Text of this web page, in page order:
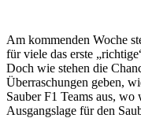
Am kommenden Woche
für viele das erste
Doch wie stehen die
Überraschungen geben,
Sauber F1 Teams aus,
Ausgangslage für den